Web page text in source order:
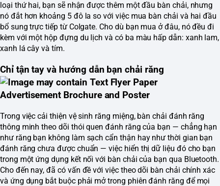
loại thứ hai, bạn sẽ nhận được thêm một đầu bàn chải, nhưng
nó đắt hơn khoảng 5 đô la so với việc mua bàn chải và hai đầu
bổ sung trực tiếp từ Colgate. Cho dù bạn mua ở đâu, nó đều đi
kèm với một hộp đựng du lịch và có ba màu hấp dẫn: xanh lam,
xanh lá cây và tím.
Chỉ tận tay và hướng dẫn bạn chải răng
Trong việc cải thiện vệ sinh răng miệng, bàn chải đánh răng
thông minh theo dõi thói quen đánh răng của bạn — chẳng hạn
như răng bạn không làm sạch cẩn thận hay như thời gian bạn
đánh răng chưa được chuẩn — việc hiển thị dữ liệu đó cho bạn
trong một ứng dụng kết nối với bàn chải của bạn qua Bluetooth.
Cho đến nay, đã có vấn đề với việc theo dõi bàn chải chính xác
và ứng dụng bắt buộc phải mở trong phiên đánh răng để mọi